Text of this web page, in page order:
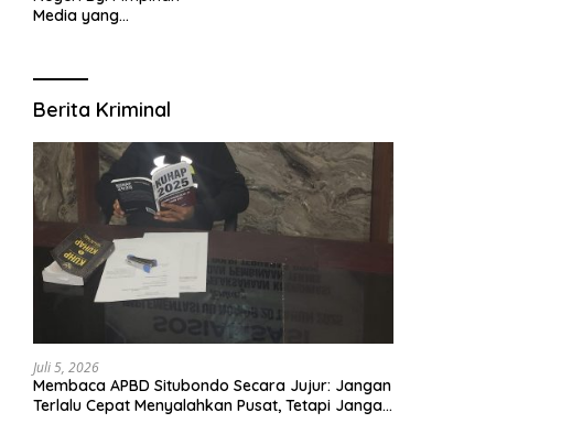
Media yang
MULTIMEDIA
Berita Kriminal
Juli 5, 2026
Membaca APBD Situbondo Secara Jujur: Jangan
Terlalu Cepat Menyalahkan Pusat, Tetapi Jangan